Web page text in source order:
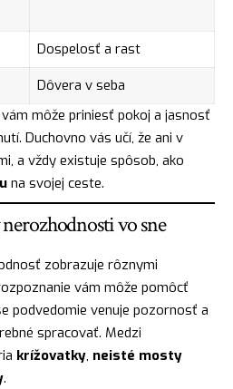
Dospelosť a rast
Dôvera v seba
môže priniesť pokoj a jasnosť
Duchovno vás učí, že ani v
a vždy existuje spôsob, ako
na svojej ceste.
vo sne
zobrazuje rôznymi
vám môže pomôcť
podvedomie venuje pozornosť a
spracovať. Medzi
krížovatky, neisté mosty
.